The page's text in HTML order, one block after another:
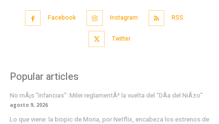
Facebook Instagram RSS
Twitter
Popular articles
No mÃ¡s “infancias”: Milei reglamentÃ³ la vuelta del “DÃ­a del NiÃ±o”
agosto 9, 2026
Lo que viene: la biopic de Moria, por Netflix, encabeza los estrenos de